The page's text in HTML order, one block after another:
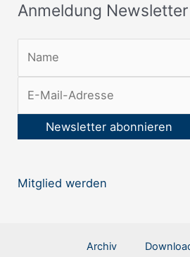
Anmeldung Newsletter
l
e
e
Mitglied werden
Archiv